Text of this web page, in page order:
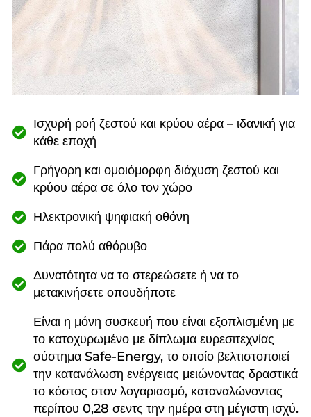
Ισχυρή ροή ζεστού και κρύου αέρα – ιδανική για
κάθε εποχή
Γρήγορη και ομοιόμορφη διάχυση ζεστού και
κρύου αέρα σε όλο τον χώρο
Ηλεκτρονική ψηφιακή οθόνη
Πάρα πολύ αθόρυβο
Δυνατότητα να το στερεώσετε ή να το
μετακινήσετε οπουδήποτε
Είναι η μόνη συσκευή που είναι εξοπλισμένη με
το κατοχυρωμένο με δίπλωμα ευρεσιτεχνίας
σύστημα Safe-Energy, το οποίο βελτιστοποιεί
την κατανάλωση ενέργειας μειώνοντας δραστικά
το κόστος στον λογαριασμό, καταναλώνοντας
περίπου 0,28 σεντς την ημέρα στη μέγιστη ισχύ.